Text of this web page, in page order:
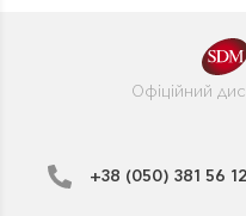
Офіційний
+38 (050) 381 56 12